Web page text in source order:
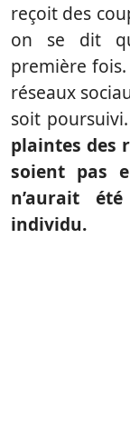
reçoit des
on se dit
première
réseaux
soit poursuivi.
plaintes des
soient pas
n’aurait
individu.